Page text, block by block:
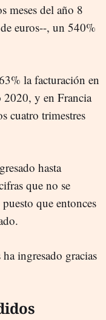
meses del año 8
euros--, un 540%
la facturación en
2020, y en Francia
cuatro trimestres
hasta
que no se
que entonces
ingresado gracias